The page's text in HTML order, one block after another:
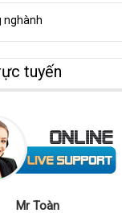
nghành
tuyến
Mr Toàn